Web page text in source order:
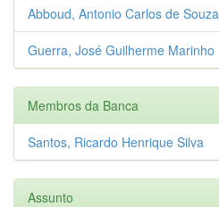
Abboud, Antonio Carlos de Souza
Guerra, José Guilherme Marinho
Membros da Banca
Santos, Ricardo Henrique Silva
Assunto